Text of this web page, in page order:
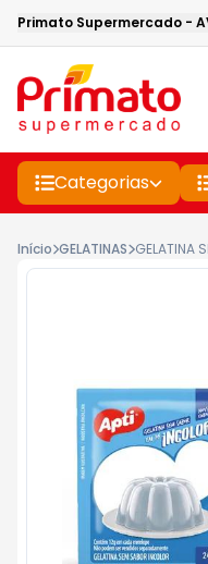
Primato Supermercado -
Categorias
Início GELATINAS